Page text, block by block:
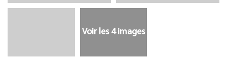
Voir les 4 images